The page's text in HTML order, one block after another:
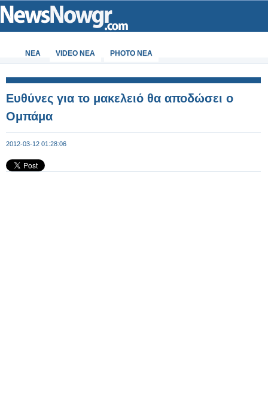
ΝΕΑ VIDEO NEA PHOTO NEA
Ευθύνες για το μακελειό θα αποδώσει ο
Ομπάμα
2012-03-12 01:28:06